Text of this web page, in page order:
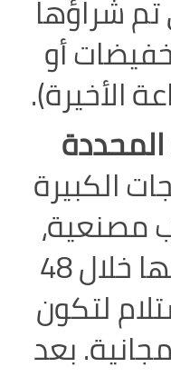
تم شراؤها
أو
الأخيرة).
المحددة
الكبيرة
مصنعية،
يجب الإبلاغ عنها خلال 48
لتكون
بعد